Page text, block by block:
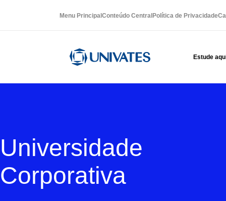
Menu Principal Conteúdo Central Política de Privacidade
Estude
Universidade
Corporativa